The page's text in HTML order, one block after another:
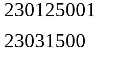
230125001
23031500